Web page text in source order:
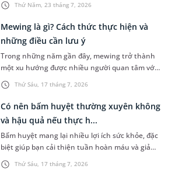
Thứ Năm, 23 tháng 7, 2026
nghi với nghịch cảnh và không bỏ cuộc mới là
yếu tố tạo nên sự khác biệt. Đây cũng chính là
điều được phản ánh qua chỉ số AQ. Vậy chỉ số
AQ là gì, được xác định ra sao và làm thế nào để
cải thiện chỉ số này? Hãy cùng tìm hiểu trong
bài viết dưới đây.
Thứ Sáu, 17 tháng 7, 2026
Mewing là gì? Cách thức thực hiện và
những điều cần lưu ý
Trong những năm gần đây, mewing trở thành
một xu hướng được nhiều người quan tâm với
mục tiêu cải thiện đường nét khuôn mặt mà
không cần phẫu thuật. Vậy mewing là gì, hiệu
quả thực tế ra sao và cần lưu ý những gì để hạn
chế nguy cơ ảnh hưởng đến sức khỏe răng
hàm mặt?
Thứ Sáu, 17 tháng 7, 2026
Có nên bấm huyệt thường xuyên không
và hậu quả nếu thực h...
Bấm huyệt mang lại nhiều lợi ích sức khỏe, đặc
biệt giúp bạn cải thiện tuần hoàn máu và giảm
căng thẳng hiệu quả. Do đó, rất nhiều người đã
lựa chọn phương pháp chăm sóc sức khỏe tự